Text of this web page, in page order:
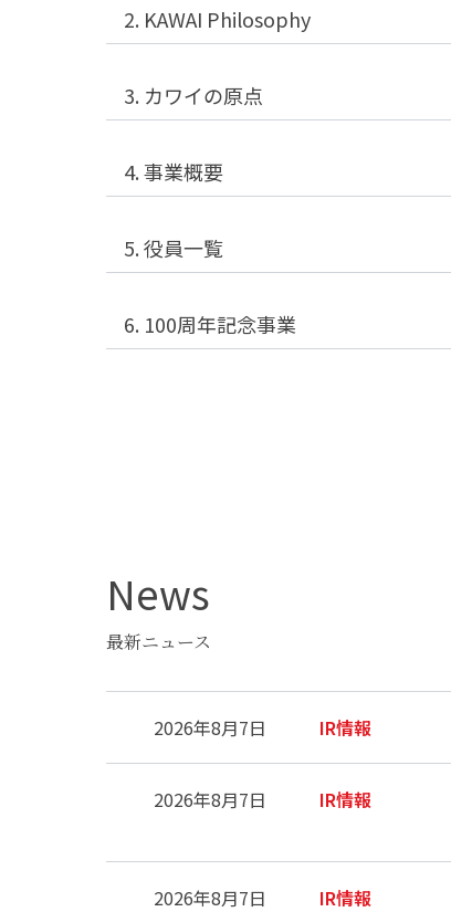
2. KAWAI Philosophy
3. カワイの原点
4. 事業概要
5. 役員一覧
6. 100周年記念事業
News
最新ニュース
2026年8月7日 IR情報
2026年8月7日 IR情報
2026年8月7日 IR情報